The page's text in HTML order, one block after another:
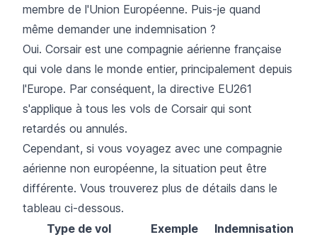
membre de l'Union Européenne. Puis-je quand
même demander une indemnisation ?
Oui. Corsair est une compagnie aérienne française
qui vole dans le monde entier, principalement depuis
l'Europe. Par conséquent, la directive EU261
s'applique à tous les vols de Corsair qui sont
retardés ou annulés.
Cependant, si vous voyagez avec une compagnie
aérienne non européenne, la situation peut être
différente. Vous trouverez plus de détails dans le
tableau ci-dessous.
Type de vol
Exemple Indemnisation